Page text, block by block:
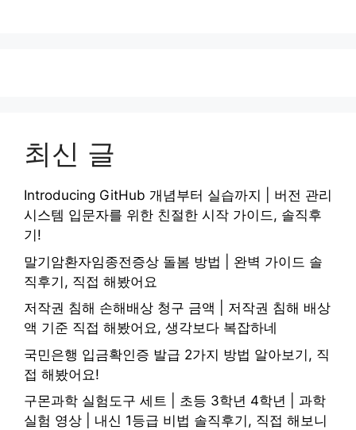
최신 글
Introducing GitHub 개념부터 실습까지 | 버전 관리
시스템 입문자를 위한 친절한 시작 가이드, 솔직후
기!
말기암환자임종전증상 돌봄 방법 | 완벽 가이드 솔
직후기, 직접 해봤어요
저작권 침해 손해배상 청구 금액 | 저작권 침해 배상
액 기준 직접 해봤어요, 생각보다 복잡하네
국민은행 입금확인증 발급 2가지 방법 알아보기, 직
접 해봤어요!
구몬과학 실험도구 세트 | 초등 3학년 4학년 | 과학
실험 영상 | 내신 1등급 비법 솔직후기, 직접 해보니